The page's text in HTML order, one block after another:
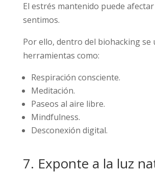
El estrés mantenido puede
sentimos.
Por ello, dentro del biohacking se
herramientas como:
Respiración consciente.
Meditación.
Paseos al aire libre.
Mindfulness.
Desconexión digital.
7. Exponte a la luz